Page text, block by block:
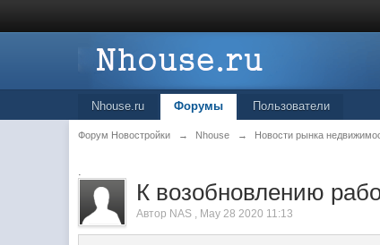
Nhouse.ru Форумы Пользователи
Форум Новостройки → Nhouse → Новости рынка
.
К возобновлению
Автор NAS , May 28 2020 11:13